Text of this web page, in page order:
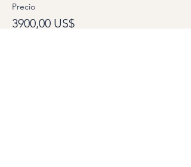
Precio
3900,00 US$